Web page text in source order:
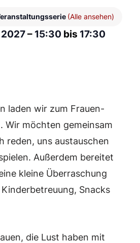
(Alle ansehen)
– 15:30 bis 17:30
laden wir zum Frauen-
Wir möchten gemeinsam
reden, uns austauschen
Außerdem bereitet
kleine Überraschung
Snacks
die Lust haben mit